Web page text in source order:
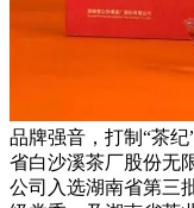
品牌强音，打制“茶
省白沙溪茶厂股份无
公司入选湖南省第三